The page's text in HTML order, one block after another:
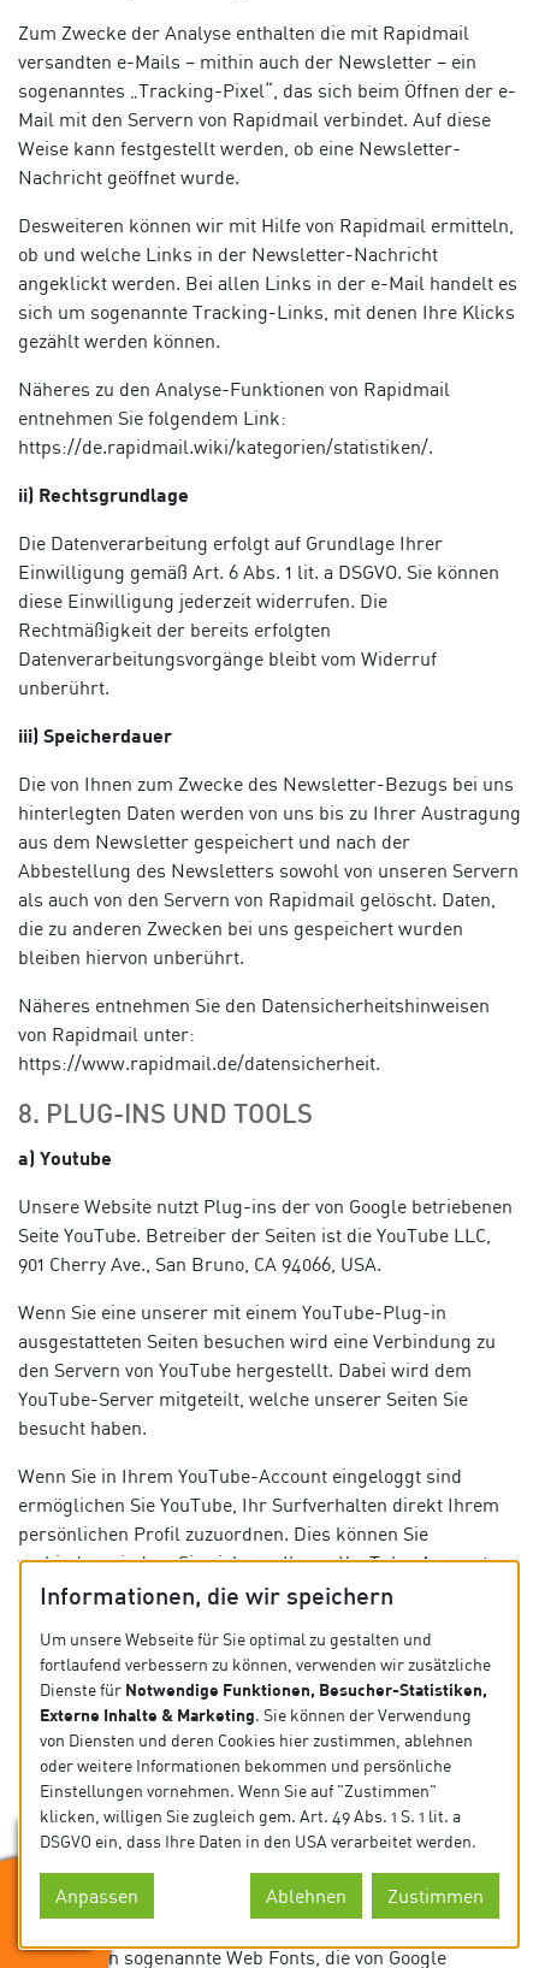
Zum Zwecke der Analyse enthalten die mit Rapidmail
versandten e-Mails – mithin auch der Newsletter – ein
sogenanntes „Tracking-Pixel“, das sich beim Öffnen der e-
Mail mit den Servern von Rapidmail verbindet. Auf diese
Weise kann festgestellt werden, ob eine Newsletter-
Nachricht geöffnet wurde.
Desweiteren können wir mit Hilfe von Rapidmail ermitteln,
ob und welche Links in der Newsletter-Nachricht
angeklickt werden. Bei allen Links in der e-Mail handelt es
sich um sogenannte Tracking-Links, mit denen Ihre Klicks
gezählt werden können.
Näheres zu den Analyse-Funktionen von Rapidmail
entnehmen Sie folgendem Link:
https://de.rapidmail.wiki/kategorien/statistiken/.
ii) Rechtsgrundlage
Die Datenverarbeitung erfolgt auf Grundlage Ihrer
Einwilligung gemäß Art. 6 Abs. 1 lit. a DSGVO. Sie können
diese Einwilligung jederzeit widerrufen. Die
Rechtmäßigkeit der bereits erfolgten
Datenverarbeitungsvorgänge bleibt vom Widerruf
unberührt.
iii) Speicherdauer
Die von Ihnen zum Zwecke des Newsletter-Bezugs bei uns
hinterlegten Daten werden von uns bis zu Ihrer Austragung
aus dem Newsletter gespeichert und nach der
Abbestellung des Newsletters sowohl von unseren Servern
als auch von den Servern von Rapidmail gelöscht. Daten,
die zu anderen Zwecken bei uns gespeichert wurden
bleiben hiervon unberührt.
Näheres entnehmen Sie den Datensicherheitshinweisen
von Rapidmail unter:
https://www.rapidmail.de/datensicherheit.
8. PLUG-INS UND TOOLS
a) Youtube
Unsere Website nutzt Plug-ins der von Google betriebenen
Seite YouTube. Betreiber der Seiten ist die YouTube LLC,
901 Cherry Ave., San Bruno, CA 94066, USA.
Wenn Sie eine unserer mit einem YouTube-Plug-in
ausgestatteten Seiten besuchen wird eine Verbindung zu
den Servern von YouTube hergestellt. Dabei wird dem
YouTube-Server mitgeteilt, welche unserer Seiten Sie
besucht haben.
Wenn Sie in Ihrem YouTube-Account eingeloggt sind
ermöglichen Sie YouTube, Ihr Surfverhalten direkt Ihrem
persönlichen Profil zuzuordnen. Dies können Sie
verhindern, indem Sie sich aus Ihrem YouTube-Account
ausloggen.
Die Nutzung von YouTube erfolgt im Interesse einer
ansprechenden Darstellung unserer Online-Angebote. Dies
stellt ein berechtigtes Interesse im Sinne von Art. 6 Abs. 1
lit. f DSGVO dar.
Weitere Informationen zum Umgang mit Nutzerdaten
finden Sie in der Datenschutzerklärung von YouTube unter:
https://www.google.de/intl/de/policies/privacy.
b) Google Web Fonts
Schriftarten sogenannte Web Fonts, die von Google
Informationen, die wir speichern
Um unsere Webseite für Sie optimal zu gestalten und
fortlaufend verbessern zu können, verwenden wir zusätzliche
Dienste für Notwendige Funktionen, Besucher-Statistiken,
Externe Inhalte & Marketing. Sie können der Verwendung
von Diensten und deren Cookies hier zustimmen, ablehnen
oder weitere Informationen bekommen und persönliche
Einstellungen vornehmen. Wenn Sie auf "Zustimmen"
klicken, willigen Sie zugleich gem. Art. 49 Abs. 1 S. 1 lit. a
DSGVO ein, dass Ihre Daten in den USA verarbeitet werden.
Anpassen Ablehnen Zustimmen